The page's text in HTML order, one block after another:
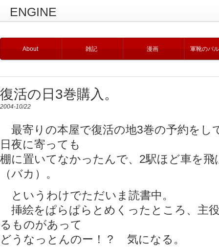
ENGINE
About 雑記 漫画 軍靴のバ
復活の日3巻購入。
2004-10/22
最寄りの本屋で復活の地3巻の予約をし
日夜に寄っても
棚に置いてなかったんで、2駅ほど車を
（バカ）。
というわけでただいま読書中。
挿絵をぱらぱらとめくったところ、主
るものがあって
どうなっとんのー！？ 気になる。